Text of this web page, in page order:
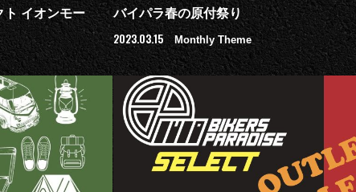
ト イオンモー
バイパラ春の原付祭り
2023.03.15 Monthly Theme